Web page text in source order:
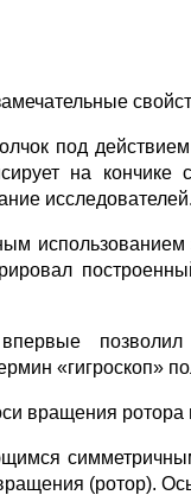
под
на
исследователей.
использованием
позволил
«ги­гроскоп»
вращения ротора
(ротор).